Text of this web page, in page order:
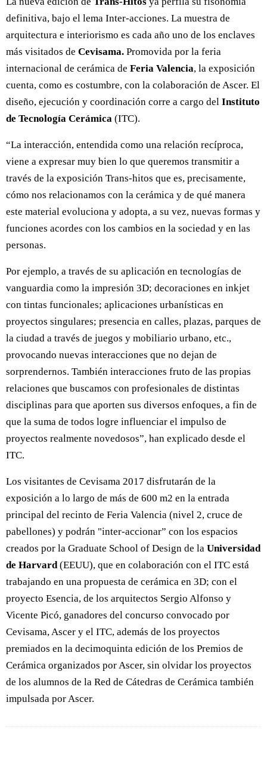
definitiva, bajo el lema Inter-acciones. La muestra de
arquitectura e interiorismo es cada año uno de los enclaves
más visitados de Cevisama. Promovida por la feria
internacional de cerámica de Feria Valencia, la exposición
cuenta, como es costumbre, con la colaboración de Ascer. El
diseño, ejecución y coordinación corre a cargo del Instituto
de Tecnología Cerámica (ITC).
“La interacción, entendida como una relación recíproca,
viene a expresar muy bien lo que queremos transmitir a
través de la exposición Trans-hitos que es, precisamente,
cómo nos relacionamos con la cerámica y de qué manera
este material evoluciona y adopta, a su vez, nuevas formas y
funciones acordes con los cambios en la sociedad y en las
personas.
Por ejemplo, a través de su aplicación en tecnologías de
vanguardia como la impresión 3D; decoraciones en inkjet
con tintas funcionales; aplicaciones urbanísticas en
proyectos singulares; presencia en calles, plazas, parques de
la ciudad a través de juegos y mobiliario urbano, etc.,
provocando nuevas interacciones que no dejan de
sorprendernos. También interacciones fruto de las propias
relaciones que buscamos con profesionales de distintas
disciplinas para que aporten sus diversos enfoques, a fin de
que la suma de todos logre influenciar el impulso de
proyectos realmente novedosos”, han explicado desde el
ITC.
Los visitantes de Cevisama 2017 disfrutarán de la
exposición a lo largo de más de 600 m2 en la entrada
principal del recinto de Feria Valencia (nivel 2, cruce de
pabellones) y podrán "inter-accionar” con los espacios
creados por la Graduate School of Design de la Universidad
de Harvard (EEUU), que en colaboración con el ITC está
trabajando en una propuesta de cerámica en 3D; con el
proyecto Esencia, de los arquitectos Sergio Alfonso y
Vicente Picó, ganadores del concurso convocado por
Cevisama, Ascer y el ITC, además de los proyectos
premiados en la decimoquinta edición de los Premios de
Cerámica organizados por Ascer, sin olvidar los proyectos
de los alumnos de la Red de Cátedras de Cerámica también
impulsada por Ascer.